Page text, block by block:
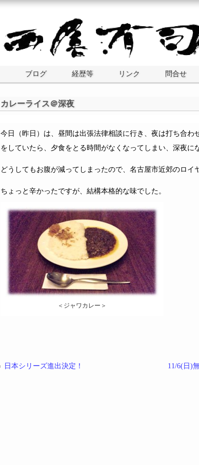
ブログ 経歴等 リンク 問合せ
カレーライス＠深夜
今日（昨日）は、昼間は出張法律相談に行き、夜は打ち合
をしていたら、夕食をとる時間がなくなってしまい、深夜に
どうしてもお腹が減ってしまったので、名古屋市近郊のロイ
ちょっと辛かったですが、結構本格的な味でした。
＜ジャワカレー＞
日本シリーズ進出決定！ 11/6(日)